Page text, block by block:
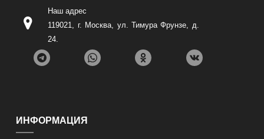
Наш адрес
119021, г. Москва, ул. Тимура Фрунзе, д.
24.
ИНФОРМАЦИЯ